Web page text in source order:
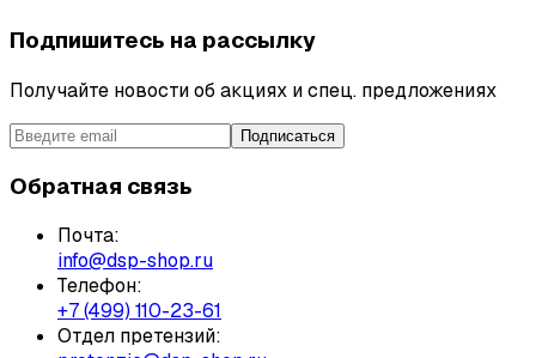
Подпишитесь на рассылку
Получайте новости об акциях и спец. предложениях
Подписаться
Обратная связь
Почта:
info@dsp-shop.ru
Телефон:
+7 (499) 110-23-61
Отдел претензий: